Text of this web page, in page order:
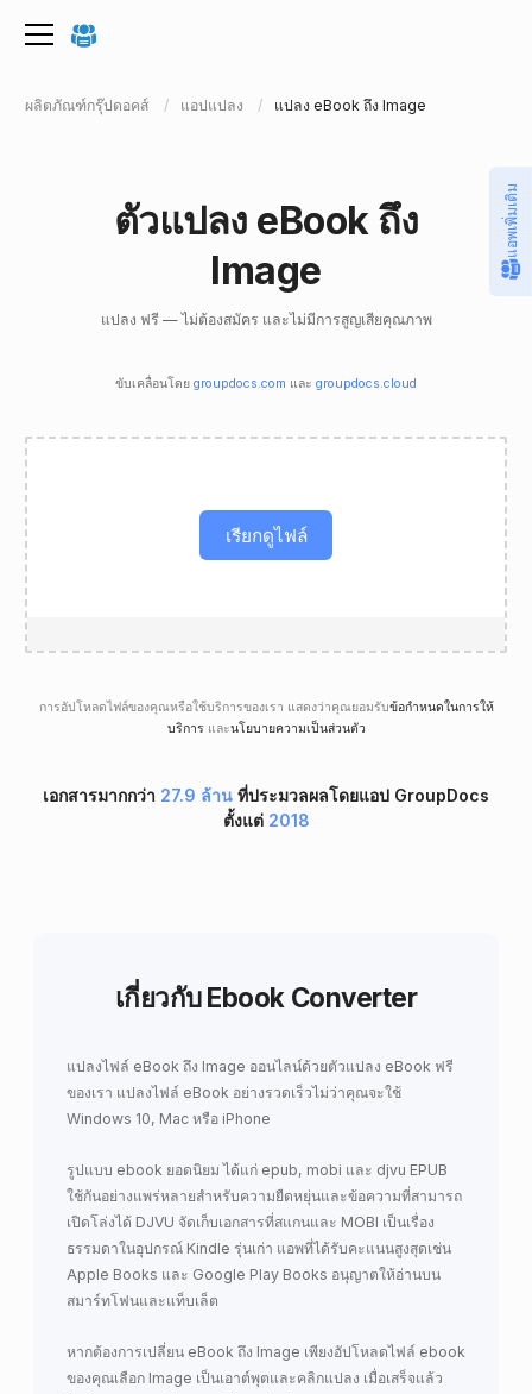
ผลิตภัณฑ์กรุ๊ปดอคส์ แอปแปลง แปลง eBook ถึง Image
ตัวแปลง eBook ถึง
Image
แปลง ฟรี — ไม่ต้องสมัคร และไม่มีการสูญเสียคุณภาพ
ขับเคลื่อนโดย groupdocs.com และ groupdocs.cloud
เรียกดูไฟล์
การอัปโหลดไฟล์ของคุณหรือใช้บริการของเรา แสดงว่าคุณยอมรับข้อกำหนดในการให้
บริการและนโยบายความเป็นส่วนตัว
เอกสารมากกว่า 27.9 ล้าน ที่ประมวลผลโดยแอป GroupDocs
ตั้งแต่ 2018
เกี่ยวกับ Ebook Converter
แปลงไฟล์ eBook ถึง Image ออนไลน์ด้วยตัวแปลง eBook ฟรี
ของเรา แปลงไฟล์ eBook อย่างรวดเร็วไม่ว่าคุณจะใช้
Windows 10, Mac หรือ iPhone
รูปแบบ ebook ยอดนิยม ได้แก่ epub, mobi และ djvu EPUB
ใช้กันอย่างแพร่หลายสำหรับความยืดหยุ่นและข้อความที่สามารถ
เปิดโล่งได้ DJVU จัดเก็บเอกสารที่สแกนและ MOBI เป็นเรื่อง
ธรรมดาในอุปกรณ์ Kindle รุ่นเก่า แอพที่ได้รับคะแนนสูงสุดเช่น
Apple Books และ Google Play Books อนุญาตให้อ่านบน
สมาร์ทโฟนและแท็บเล็ต
หากต้องการเปลี่ยน eBook ถึง Image เพียงอัปโหลดไฟล์ ebook
ของคุณเลือก Image เป็นเอาต์พุตและคลิกแปลง เมื่อเสร็จแล้ว
แอพเพิ่มเติม